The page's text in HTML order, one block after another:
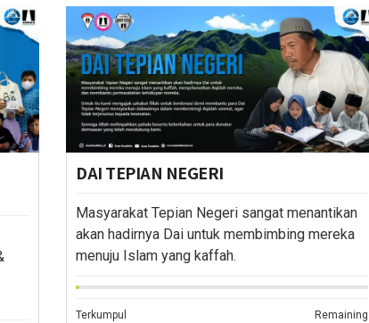
DAI TEPIAN NEGERI
Masyarakat Tepian Negeri sangat menantikan
akan hadirnya Dai untuk membimbing mereka
menuju Islam yang kaffah.
Terkumpul Remaining